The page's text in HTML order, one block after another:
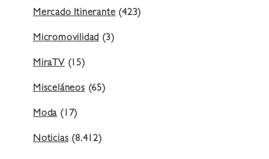
Mercado Itinerante(423)
Micromovilidad(3)
MiraTV(15)
Misceláneos(65)
Moda(17)
Noticias(8.412)